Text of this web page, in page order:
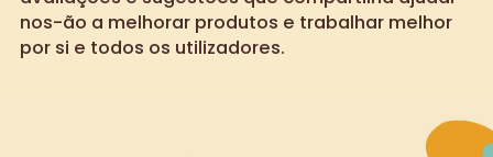
nos-ão a melhorar produtos e trabalhar melhor
por si e todos os utilizadores.